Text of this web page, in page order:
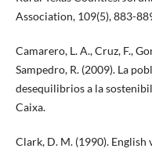
Association, 109(5), 883-
Camarero, L. A., Cruz, F.,
Sampedro, R. (2009). La
desequilibrios a la
Caixa.
Clark, D. M. (1990). English